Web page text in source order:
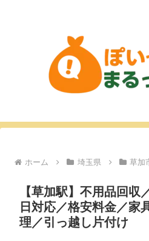
ホーム 埼玉県 草加
【草加駅】不用品回収
日対応／格安料金／家
理／引っ越し片付け